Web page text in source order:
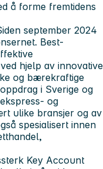
å forme fremtidens
september 2024
Best-
hjelp av innovative
og bærekraftige
i Sverige og
og
ulike bransjer og av
spesialisert innen
Key Account